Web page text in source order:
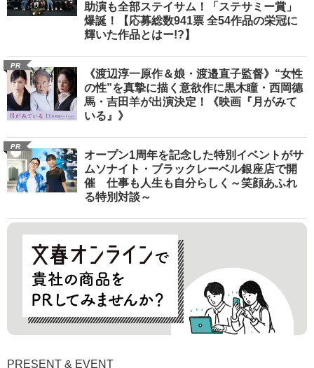
助演も全部ステイサム！「ステサミー賞」
爆誕！【応募総数941票 全54作品の栄冠に
輝いた作品とはー!?】
PR
《渡辺淳一原作＆娘・渡邉直子監督》“女性
の性”を真摯に描く意欲作に黒木瞳・西岡德
馬・吉田羊が出演決定！《映画『月がみて
いる』》
PR
オープン1周年を記念した特別イベントがサ
ムソナイト・ブラックレーベル銀座店で開
催 仕事も人生も自分らしく～笑顔あふれ
る特別対談～
PRESENT & EVENT